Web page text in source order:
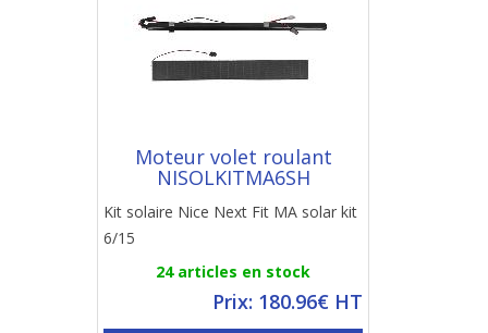
Moteur volet roulant
NISOLKITMA6SH
Kit solaire Nice Next Fit MA solar kit
6/15
24 articles en stock
Prix: 180.96€ HT